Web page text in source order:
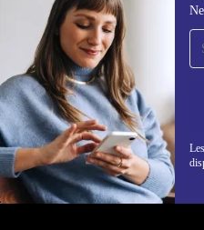
Recevoir
refurbed par
Ne manquez
REFURBED